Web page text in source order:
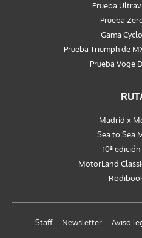
Prueba
Prueba
Gama
Prueba Triumph de
Prueba Voge
Madrid x
Sea to Sea
10ª
MotorLand
Staff Newsletter Aviso